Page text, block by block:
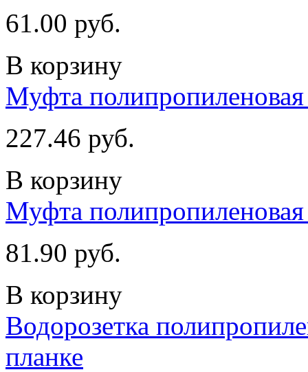
61.00 руб.
В корзину
Муфта
227.46 руб.
В корзину
Муфта
81.90 руб.
В корзину
Водорозетка
планке